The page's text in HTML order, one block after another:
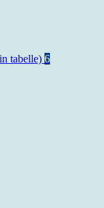
tabelle) 6